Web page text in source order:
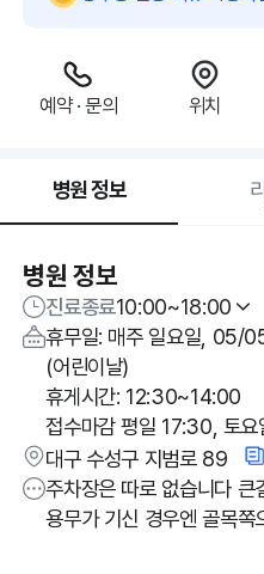
예약 · 문의 위치
병원 정보
병원 정보
진료종료10:00~18:00
휴무일: 매주 일요일, 05/
(어린이날)
휴게시간: 12:30~14:00
접수마감 평일 17:30, 토
대구 수성구 지범로 89
주차장은 따로 없습니다
용무가 기신 경우엔 골목쪽